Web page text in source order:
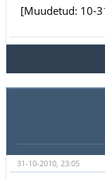
[Muudetud: 10-
31-10-2010, 23:05